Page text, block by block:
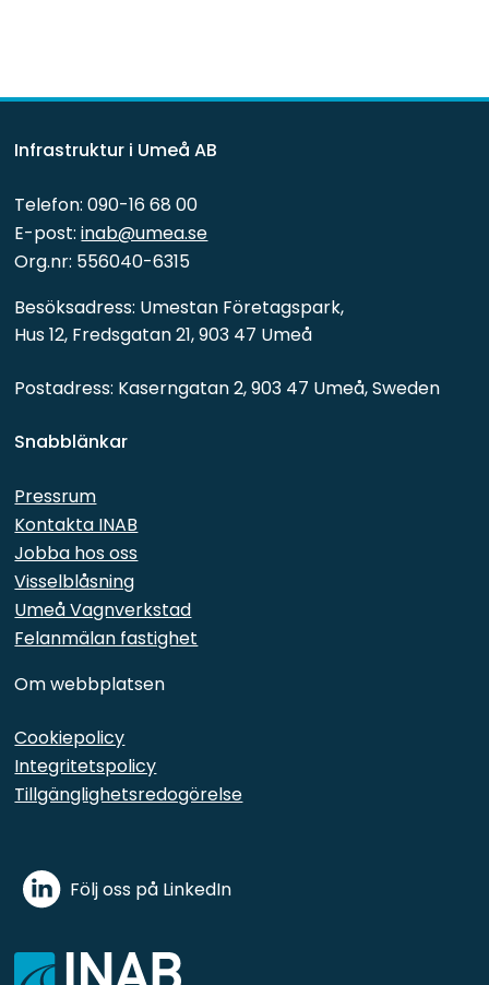
Infrastruktur i Umeå AB
Telefon: 090-16 68 00
E-post: inab@umea.se
Org.nr: 556040-6315
Besöksadress: Umestan Företagspark,
Hus 12, Fredsgatan 21, 903 47 Umeå
Postadress: Kaserngatan 2, 903 47 Umeå, Sweden
Snabblänkar
Pressrum
Kontakta INAB
Jobba hos oss
Visselblåsning
Umeå Vagnverkstad
Felanmälan fastighet
Om webbplatsen
Cookiepolicy
Integritetspolicy
Tillgänglighetsredogörelse
Följ oss på LinkedIn